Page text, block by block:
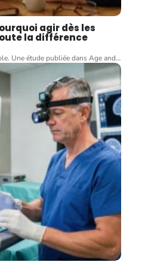
agir dès les
la différence
Une étude publiée dans Age and…